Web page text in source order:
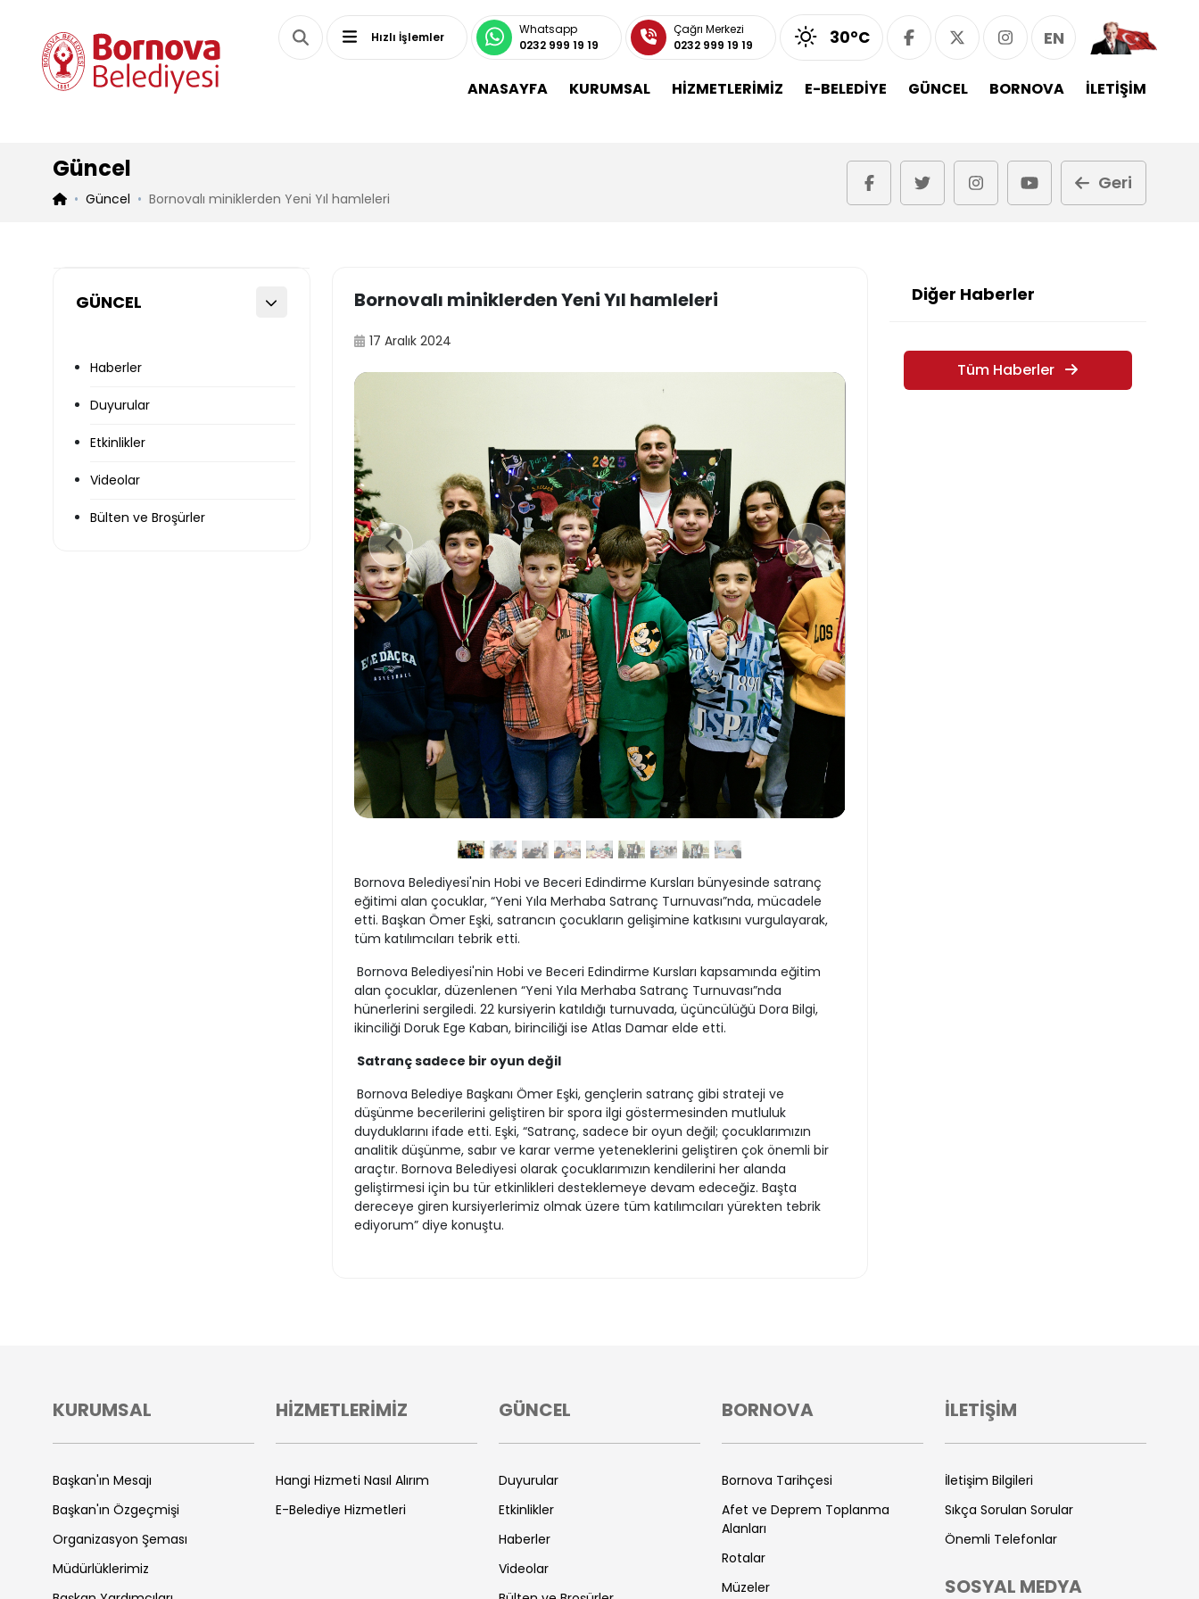
Hızlı İşlemler
Whatsapp
0232 999 19 19
Çağrı Merkezi
0232 999 19 19
30°C EN
ANASAYFA KURUMSAL HİZMETLERİMİZ E-BELEDİYE GÜNCEL BORNOVA İLETİŞİM
Güncel
Güncel Bornovalı miniklerden Yeni Yıl hamleleri
Geri
GÜNCEL
Haberler
Duyurular
Etkinlikler
Videolar
Bülten ve Broşürler
Bornovalı miniklerden Yeni Yıl hamleleri
17 Aralık 2024
Bornova Belediyesi'nin Hobi ve Beceri Edindirme Kursları bünyesinde satranç
eğitimi alan çocuklar, “Yeni Yıla Merhaba Satranç Turnuvası”nda, mücadele
etti. Başkan Ömer Eşki, satrancın çocukların gelişimine katkısını vurgulayarak,
tüm katılımcıları tebrik etti.
Bornova Belediyesi'nin Hobi ve Beceri Edindirme Kursları kapsamında eğitim
alan çocuklar, düzenlenen “Yeni Yıla Merhaba Satranç Turnuvası”nda
hünerlerini sergiledi. 22 kursiyerin katıldığı turnuvada, üçüncülüğü Dora Bilgi,
ikinciliği Doruk Ege Kaban, birinciliği ise Atlas Damar elde etti.
Satranç sadece bir oyun değil
Bornova Belediye Başkanı Ömer Eşki, gençlerin satranç gibi strateji ve
düşünme becerilerini geliştiren bir spora ilgi göstermesinden mutluluk
duyduklarını ifade etti. Eşki, “Satranç, sadece bir oyun değil; çocuklarımızın
analitik düşünme, sabır ve karar verme yeteneklerini geliştiren çok önemli bir
araçtır. Bornova Belediyesi olarak çocuklarımızın kendilerini her alanda
geliştirmesi için bu tür etkinlikleri desteklemeye devam edeceğiz. Başta
dereceye giren kursiyerlerimiz olmak üzere tüm katılımcıları yürekten tebrik
ediyorum” diye konuştu.
Diğer Haberler
Tüm Haberler
KURUMSAL
Başkan'ın Mesajı
Başkan'ın Özgeçmişi
Organizasyon Şeması
Müdürlüklerimiz
HİZMETLERİMİZ
Hangi Hizmeti Nasıl Alırım
E-Belediye Hizmetleri
GÜNCEL
Duyurular
Etkinlikler
Haberler
Videolar
BORNOVA
Bornova Tarihçesi
Afet ve Deprem Toplanma
Alanları
Rotalar
Müzeler
İLETİŞİM
İletişim Bilgileri
Sıkça Sorulan Sorular
Önemli Telefonlar
SOSYAL MEDYA